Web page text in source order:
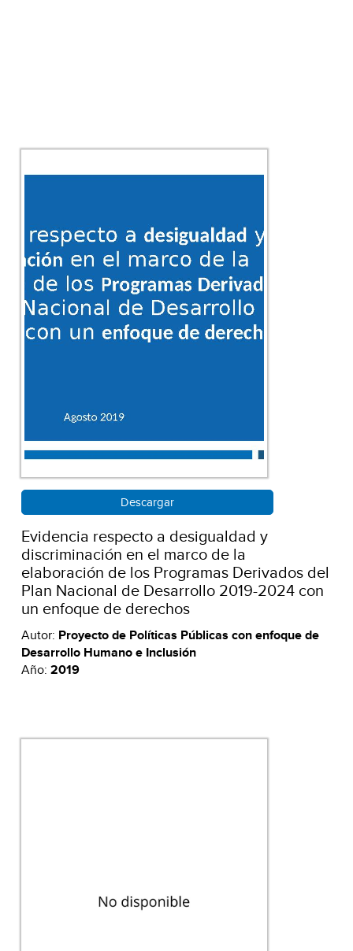
Descargar
Evidencia respecto a desigualdad y
discriminación en el marco de la
elaboración de los Programas Derivados del
Plan Nacional de Desarrollo 2019-2024 con
un enfoque de derechos
Autor: Proyecto de Políticas Públicas con enfoque de
Desarrollo Humano e Inclusión
Año: 2019